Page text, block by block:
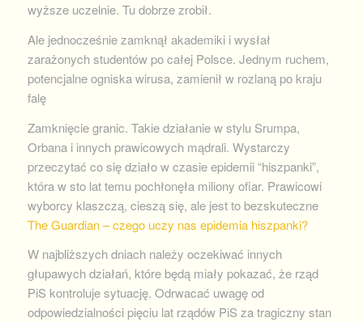
wyższe uczelnie. Tu dobrze zrobił.
Ale jednocześnie zamknął akademiki i wysłał
zarażonych studentów po całej Polsce. Jednym ruchem,
potencjalne ogniska wirusa, zamienił w rozlaną po kraju
falę
Zamknięcie granic. Takie działanie w stylu Srumpa,
Orbana i innych prawicowych mądrali. Wystarczy
przeczytać co się działo w czasie epidemii “hiszpanki”,
która w sto lat temu pochłonęła miliony ofiar. Prawicowi
wyborcy klaszczą, cieszą się, ale jest to bezskuteczne
The Guardian – czego uczy nas epidemia hiszpanki?
W najbliższych dniach należy oczekiwać innych
głupawych działań, które będą miały pokazać, że rząd
PiS kontroluje sytuację. Odrwacać uwagę od
odpowiedzialności pięciu lat rządów PiS za tragiczny stan